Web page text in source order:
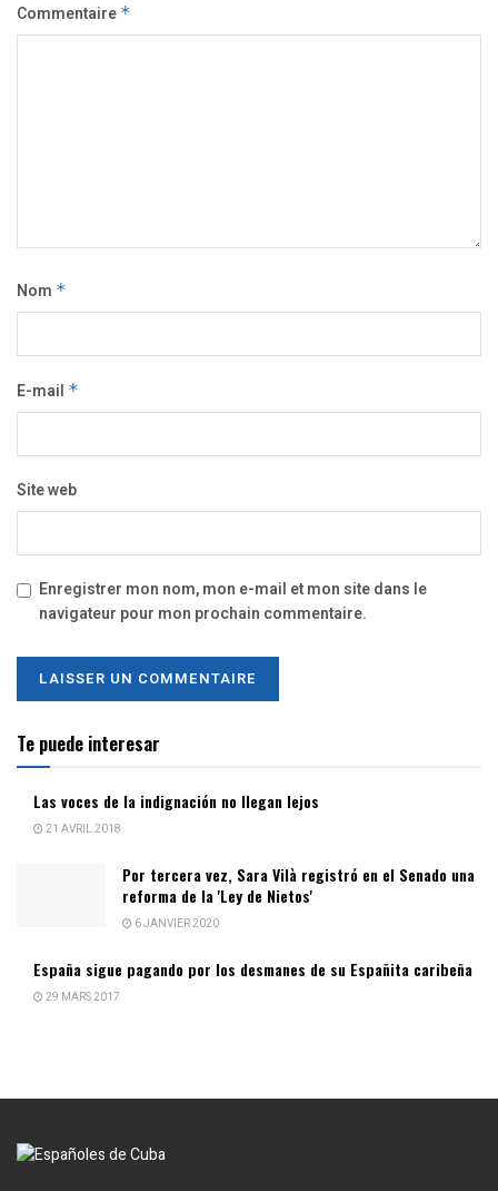
Commentaire *
Nom *
E-mail *
Site web
Enregistrer mon nom, mon e-mail et mon site dans le
navigateur pour mon prochain commentaire.
Te puede interesar
Las voces de la indignación no llegan lejos
21 AVRIL 2018
Por tercera vez, Sara Vilà registró en el Senado una
reforma de la 'Ley de Nietos'
6 JANVIER 2020
España sigue pagando por los desmanes de su Españita caribeña
29 MARS 2017